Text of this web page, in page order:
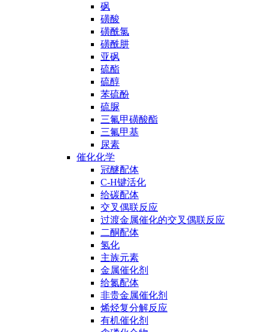
砜
磺酸
磺酰氯
磺酰肼
亚砜
硫酯
硫醇
苯硫酚
硫脲
三氟甲磺酸酯
三氟甲基
尿素
催化化学
冠醚配体
C-H键活化
给碳配体
交叉偶联反应
过渡金属催化的交叉偶联反应
二酮配体
氢化
主族元素
金属催化剂
给氮配体
非贵金属催化剂
烯烃复分解反应
有机催化剂